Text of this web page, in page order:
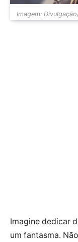
Imagem:
Imagine dedicar
um fantasma.